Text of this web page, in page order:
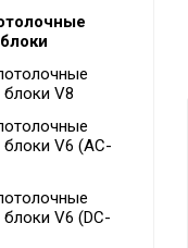
блоки V8
блоки V6 (AC-
блоки V6 (DC-